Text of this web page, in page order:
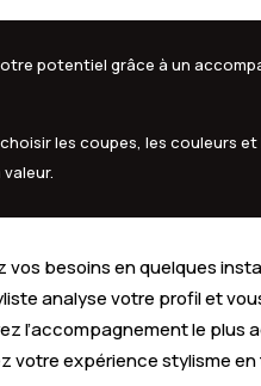
potentiel grâce à un
les coupes, les couleurs
vos besoins en quelques
analyse votre profil et
l’accompagnement le plus
votre expérience stylisme